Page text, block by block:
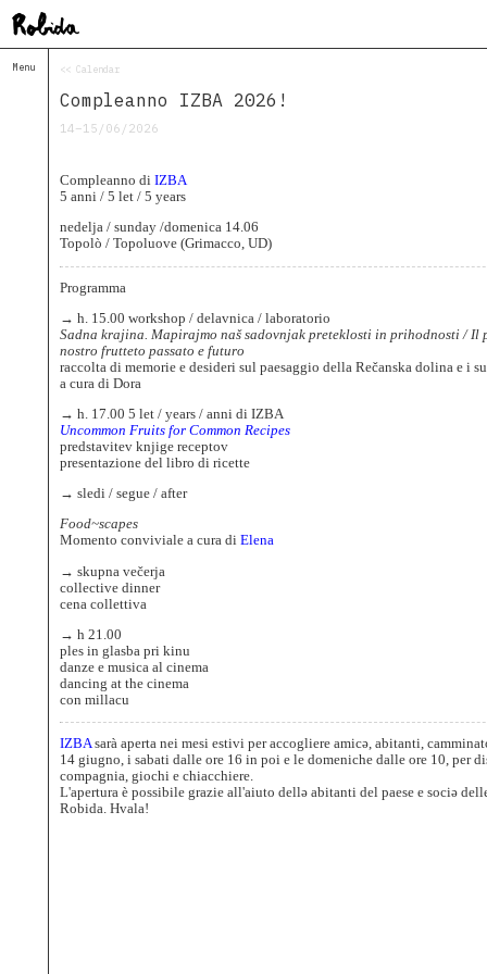
Menu
Home
About
Contacts
Topolò
Projects
of
Robida
Magazine
Publications
Robida
Radio
Drugega
The
Village
as
House
Uncommon
Fruits
Community
People
Journal
Dwellings
Calendar
<< Calendar
Compleanno IZBA 2026!
14–15/06/2026
Compleanno di IZBA
5 anni / 5 let / 5 years
nedelja / sunday /domenica 14.06
Topolò / Topoluove (Grimacco, UD)
Programma
→ h. 15.00 workshop / delavnica / laboratorio
Sadna krajina. Mapirajmo naš sadovnjak preteklosti in prihodnosti /
nostro frutteto passato e futuro
raccolta di memorie e desideri sul paesaggio della Rečanska dolina e i
a cura di Dora
→ h. 17.00 5 let / years / anni di IZBA
Uncommon Fruits for Common Recipes
predstavitev knjige receptov
presentazione del libro di ricette
→ sledi / segue / after
Food~scapes
Momento conviviale a cura di Elena
→ skupna večerja
collective dinner
cena collettiva
→ h 21.00
ples in glasba pri kinu
danze e musica al cinema
dancing at the cinema
con millacu
IZBA sarà aperta nei mesi estivi per accogliere amicə, abitanti,
14 giugno, i sabati dalle ore 16 in poi e le domeniche dalle ore 10, per
compagnia, giochi e chiacchiere.
L'apertura è possibile grazie all'aiuto dellə abitanti del paese e sociə
Robida. Hvala!